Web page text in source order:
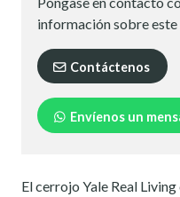
información sobre
Contáctenos
Envíenos un
El cerrojo Yale Real Living